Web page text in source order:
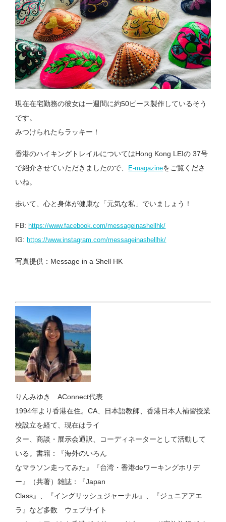
現在在宅勤務の彼女は一週間に約50ピース製作しているそう
です。
みつけられたらラッキー！
香港のハイキングトレイルについてはHong Kong LEIの 37号
で紹介させていただきましたので、
E-magazineをご覧くださ
いね。
歩いて、心と身体が健康な「元気な私」でいましょう！
FB:https://www.facebook.com/messageinashellhk/
IG:https://www.instagram.com/messageinashellhk/
写真提供：Message in a Shell HK
りんみゆき AConnect代表
1994年より香港在住。CA、日本語教師、香港日本人補習授業
校設立を経て、現在はライ
ター、商談・展示会通訳、コーディネーターとして活動して
いる。書籍：『海外のいろん
なマラソン走ってみた』『台湾・香港deワーキングホリデ
ー』（共著）雑誌：『Japan
Class』、『イングリッシュジャーナル』、『ジュニアアエ
ラ』など多数 ウェブサイト